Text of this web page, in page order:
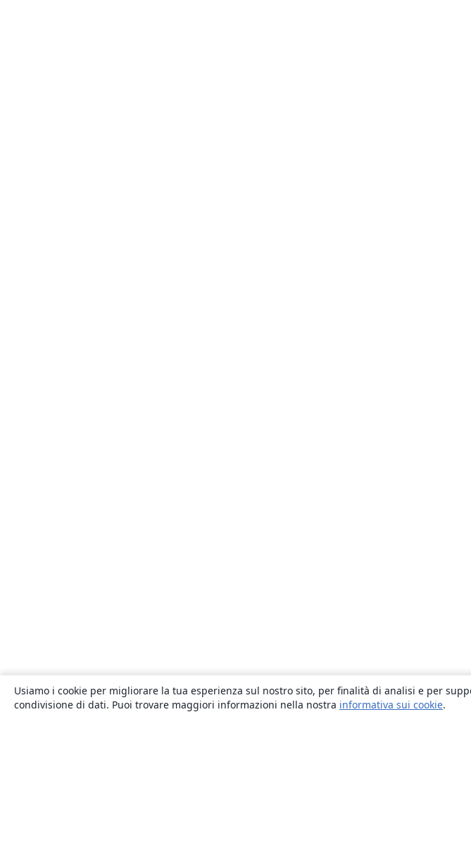
Usiamo i cookie per migliorare la tua esperienza sul nostro sito, per finalità di analisi e per
condivisione di dati. Puoi trovare maggiori informazioni nella nostra informativa sui cookie.